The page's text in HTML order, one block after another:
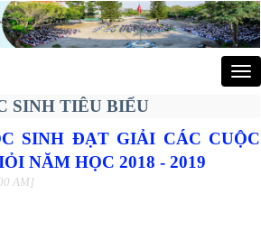
SINH TIÊU BIỂU
SINH ĐẠT GIẢI CÁC CUỘC
NĂM HỌC 2018 - 2019
AM]